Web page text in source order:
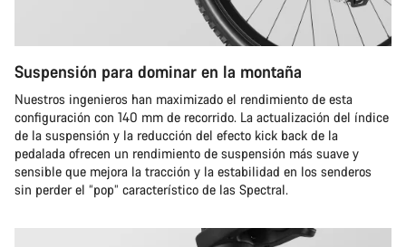
Suspensión para dominar en la montaña
Nuestros ingenieros han maximizado el rendimiento de esta
configuración con 140 mm de recorrido. La actualización del índice
de la suspensión y la reducción del efecto kick back de la
pedalada ofrecen un rendimiento de suspensión más suave y
sensible que mejora la tracción y la estabilidad en los senderos
sin perder el “pop” característico de las Spectral.